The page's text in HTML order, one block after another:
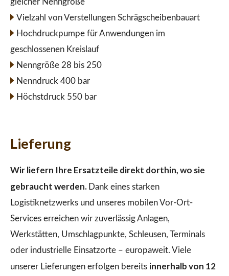
gleicher Nenngröße
Vielzahl von Verstellungen Schrägscheibenbauart
Hochdruckpumpe für Anwendungen im
geschlossenen Kreislauf
Nenngröße 28 bis 250
Nenndruck 400 bar
Höchstdruck 550 bar
Lieferung
Wir liefern Ihre Ersatzteile direkt dorthin, wo sie
gebraucht werden. Dank eines starken
Logistiknetzwerks und unseres mobilen Vor-Ort-
Services erreichen wir zuverlässig Anlagen,
Werkstätten, Umschlagpunkte, Schleusen, Terminals
oder industrielle Einsatzorte – europaweit. Viele
unserer Lieferungen erfolgen bereits innerhalb von 12